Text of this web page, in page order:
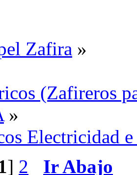
Zafira »
(Zafireros
»
Electricidad
] 2 Ir Abajo